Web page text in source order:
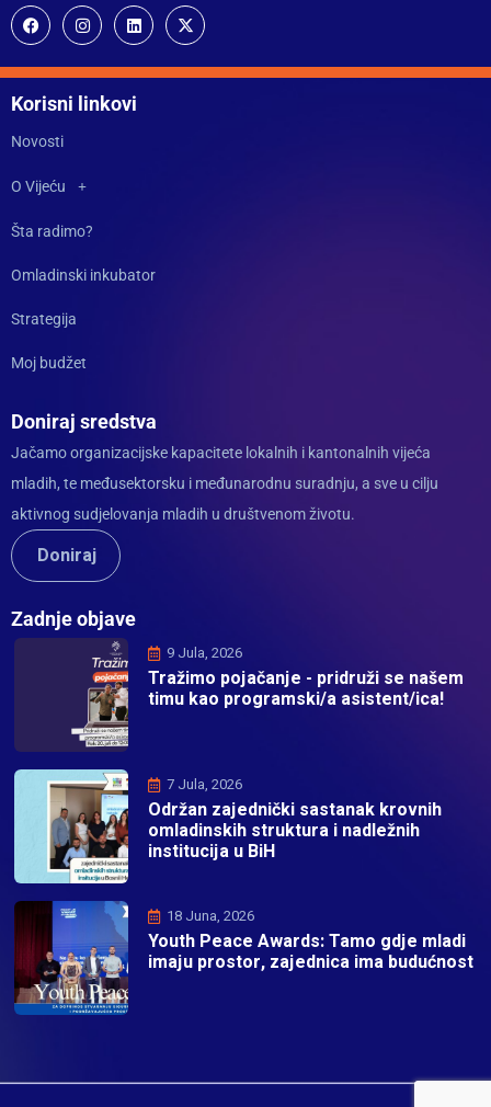
Korisni linkovi
Novosti
O Vijeću
Šta radimo?
Omladinski inkubator
Strategija
Moj budžet
Doniraj sredstva
Jačamo organizacijske kapacitete lokalnih i kantonalnih vijeća
mladih, te međusektorsku i međunarodnu suradnju, a sve u cilju
aktivnog sudjelovanja mladih u društvenom životu.
Doniraj
Zadnje objave
9 Jula, 2026
Tražimo pojačanje - pridruži se našem
timu kao programski/a asistent/ica!
7 Jula, 2026
Održan zajednički sastanak krovnih
omladinskih struktura i nadležnih
institucija u BiH
18 Juna, 2026
Youth Peace Awards: Tamo gdje mladi
imaju prostor, zajednica ima budućnost